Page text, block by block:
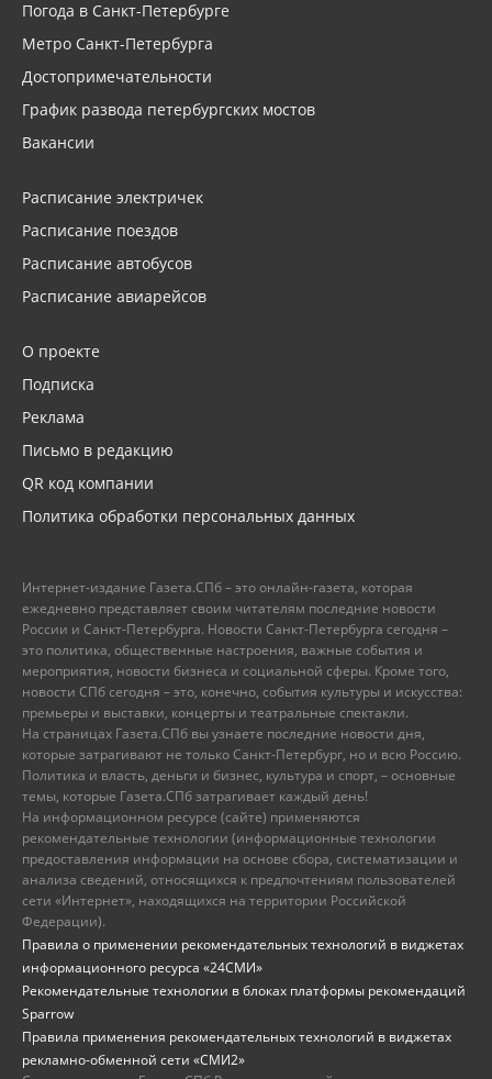
Погода в Санкт-Петербурге
Метро Санкт-Петербурга
Достопримечательности
График развода петербургских мостов
Вакансии
Расписание электричек
Расписание поездов
Расписание автобусов
Расписание авиарейсов
О проекте
Подписка
Реклама
Письмо в редакцию
QR код компании
Политика обработки персональных данных
Интернет-издание Газета.СПб – это онлайн-газета, которая
ежедневно представляет своим читателям последние новости
России и Санкт-Петербурга. Новости Санкт-Петербурга сегодня –
это политика, общественные настроения, важные события и
мероприятия, новости бизнеса и социальной сферы. Кроме того,
новости СПб сегодня – это, конечно, события культуры и искусства:
премьеры и выставки, концерты и театральные спектакли.
На страницах Газета.СПб вы узнаете последние новости дня,
которые затрагивают не только Санкт-Петербург, но и всю Россию.
Политика и власть, деньги и бизнес, культура и спорт, – основные
темы, которые Газета.СПб затрагивает каждый день!
На информационном ресурсе (сайте) применяются
рекомендательные технологии (информационные технологии
предоставления информации на основе сбора, систематизации и
анализа сведений, относящихся к предпочтениям пользователей
сети «Интернет», находящихся на территории Российской
Федерации).
Правила о применении рекомендательных технологий в виджетах
информационного ресурса «24СМИ»
Рекомендательные технологии в блоках платформы рекомендаций
Sparrow
Правила применения рекомендательных технологий в виджетах
рекламно-обменной сети «СМИ2»